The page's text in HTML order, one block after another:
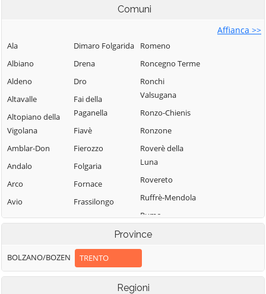
Comuni
Affianca >>
Ala
Albiano
Aldeno
Altavalle
Altopiano della
Vigolana
Amblar-Don
Andalo
Arco
Avio
Baselga di Pinè
Besenello
Bieno
Dimaro Folgarida
Drena
Dro
Fai della
Paganella
Fiavè
Fierozzo
Folgaria
Fornace
Frassilongo
Garniga Terme
Giustino
Grigno
Romeno
Roncegno Terme
Ronchi
Valsugana
Ronzo-Chienis
Ronzone
Roverè della
Luna
Rovereto
Ruffrè-Mendola
Rumo
Sagron Mis
Samone
San Giovanni di
Fassa-Sèn Jan
Province
BOLZANO/BOZEN TRENTO
Regioni